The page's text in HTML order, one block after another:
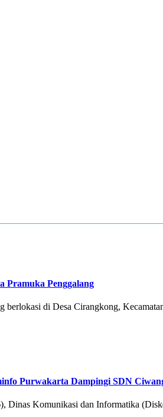
Pramuka Penggalang
di Desa Cirangkong,
Purwakarta Dampingi SDN
Komunikasi dan Informatika